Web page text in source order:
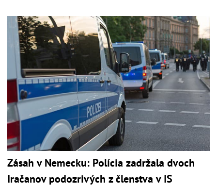
Zásah v Nemecku: Polícia zadržala dvoch
Iračanov podozrivých z členstva v IS